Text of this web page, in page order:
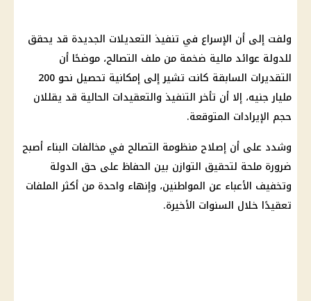
ولفت إلى أن الإسراع في تنفيذ التعديلات الجديدة قد يحقق
للدولة عوائد مالية ضخمة من ملف التصالح، موضحًا أن
التقديرات السابقة كانت تشير إلى إمكانية تحصيل نحو 200
مليار جنيه، إلا أن تأخر التنفيذ والتعقيدات الحالية قد يقللان
حجم الإيرادات المتوقعة.
وشدد على أن إصلاح منظومة التصالح في مخالفات البناء أصبح
ضرورة ملحة لتحقيق التوازن بين الحفاظ على حق الدولة
وتخفيف الأعباء عن المواطنين، وإنهاء واحدة من أكثر الملفات
تعقيدًا خلال السنوات الأخيرة.